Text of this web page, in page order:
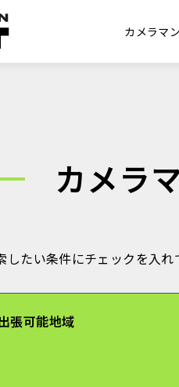
カメラマ
カメラ
したい条件にチェックを入れ
張可能地域